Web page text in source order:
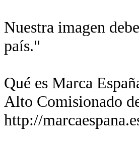
Nuestra imagen
país."
Qué es Marca
Alto Comisionado
http://